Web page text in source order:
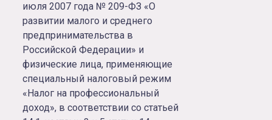
июля 2007 года № 209-ФЗ «О
развитии малого и среднего
предпринимательства в
Российской Федерации» и
физические лица, применяющие
специальный налоговый режим
«Налог на профессиональный
доход», в соответствии со статьей